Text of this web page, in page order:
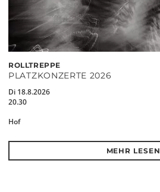
ROLLTREPPE
PLATZKONZERTE 2026
Di 18.8.2026
20.30
Hof
MEHR LESEN